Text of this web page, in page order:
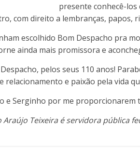
presente conhecê-
com direito a lembranças, papos,
escolhido Bom Despacho pra
ainda mais promissora e
pelos seus 110 anos!
relacionamento e paixão pela vida
e Serginho por me proporcionarem
Araújo Teixeira é servidora pública